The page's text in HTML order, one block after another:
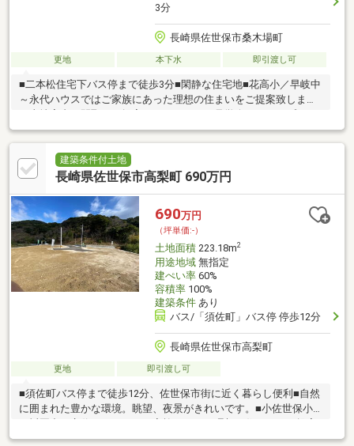
3分
長崎県佐世保市桑木場町
更地 本下水 即引渡し可
■二本松住宅下バス停まで徒歩3分■閑静な住宅地■花高小／早岐中
～永代ハウスではご家族にあった理想の住まいをご提案致します
セミナーも随時行っております♪～こんなお悩みありませんか？家
づくりの「コツ」勉強しましょう～・住宅会社の選び方が分から
ない・家づくりって何から取り組んだらいいの？・家の性能や構
造の知識がゼロ…・住宅ローンや税金、支払いに不安アリ小さな
後悔しない家づくりをしましょう♪
建築条件付土地
長崎県佐世保市高梨町 690万円
690万円
（坪単価:-）
土地面積223.18m2
用途地域無指定
建ぺい率60%
容積率100%
建築条件あり
バス/「須佐町」バス停 停歩12分
長崎県佐世保市高梨町
更地 即引渡し可
■須佐町バス停まで徒歩12分、佐世保市街に近く暮らし便利■自然
に囲まれた豊かな環境。眺望、夜景がきれいです。■小佐世保小
／祇園中～永代ハウスではご家族にあった理想の住まいをご提案
致します～土地案内、間取りご提案、モデルハウス見学会、ライ